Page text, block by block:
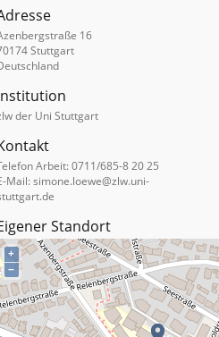
16
Stuttgart
der Uni Stuttgart
Arbeit: 0711/685-8 20 25
Mail: simone.loewe@zlw.uni-
Standort
+
−